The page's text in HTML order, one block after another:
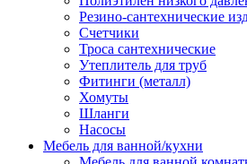
Резино-сантехнические
Счетчики
Троса сантехнические
Утеплитель для труб
Фитинги (металл)
Хомуты
Шланги
Насосы
Мебель для ванной/кухни